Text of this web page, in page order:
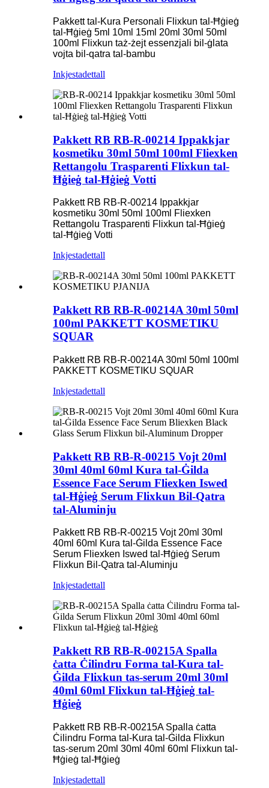
Pakkett tal-Kura Personali Flixkun tal-Ħġieġ
tal-Ħġieġ 5ml 10ml 15ml 20ml 30ml 50ml
100ml Flixkun taż-żejt essenzjali bil-ġlata
vojta bil-qatra tal-bambu
Inkjestadettall
Pakkett RB RB-R-00214 Ippakkjar
kosmetiku 30ml 50ml 100ml Fliexken
Rettangolu Trasparenti Flixkun tal-
Ħġieġ tal-Ħġieġ Votti
Pakkett RB RB-R-00214 Ippakkjar
kosmetiku 30ml 50ml 100ml Fliexken
Rettangolu Trasparenti Flixkun tal-Ħġieġ
tal-Ħġieġ Votti
Inkjestadettall
Pakkett RB RB-R-00214A 30ml 50ml
100ml PAKKETT KOSMETIKU
SQUAR
Pakkett RB RB-R-00214A 30ml 50ml 100ml
PAKKETT KOSMETIKU SQUAR
Inkjestadettall
Pakkett RB RB-R-00215 Vojt 20ml
30ml 40ml 60ml Kura tal-Ġilda
Essence Face Serum Fliexken Iswed
tal-Ħġieġ Serum Flixkun Bil-Qatra
tal-Aluminju
Pakkett RB RB-R-00215 Vojt 20ml 30ml
40ml 60ml Kura tal-Ġilda Essence Face
Serum Fliexken Iswed tal-Ħġieġ Serum
Flixkun Bil-Qatra tal-Aluminju
Inkjestadettall
Pakkett RB RB-R-00215A Spalla
ċatta Ċilindru Forma tal-Kura tal-
Ġilda Flixkun tas-serum 20ml 30ml
40ml 60ml Flixkun tal-Ħġieġ tal-
Ħġieġ
Pakkett RB RB-R-00215A Spalla ċatta
Ċilindru Forma tal-Kura tal-Ġilda Flixkun
tas-serum 20ml 30ml 40ml 60ml Flixkun tal-
Ħġieġ tal-Ħġieġ
Inkjestadettall